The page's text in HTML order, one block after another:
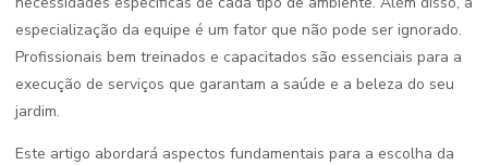
especialização da equipe é um fator que não pode ser ignorado.
Profissionais bem treinados e capacitados são essenciais para a
execução de serviços que garantam a saúde e a beleza do seu
jardim.
Este artigo abordará aspectos fundamentais para a escolha da